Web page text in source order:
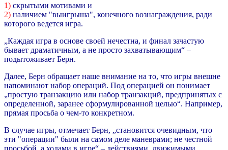
1) скрытыми мотивами и
2) наличием "выигрыша", конечного вознаграждения, ради
которого ведется игра.
„Каждая игра в основе своей нечестна, и финал зачастую
бывает драматичным, а не просто захватывающим“ –
подытоживает Берн.
Далее, Берн обращает наше внимание на то, что игры внешне
напоминают набор операций. Под операцией он понимает
„простую транзакцию или набор транзакций, предпринятых с
определенной, заранее сформулированной целью“. Например,
прямая просьба о чем-то конкретном.
В случае игры, отмечает Берн, „становится очевидным, что
эти "операции" были на самом деле маневрами; не честной
просьбой, а ходами в игре“ – действиями, движимыми